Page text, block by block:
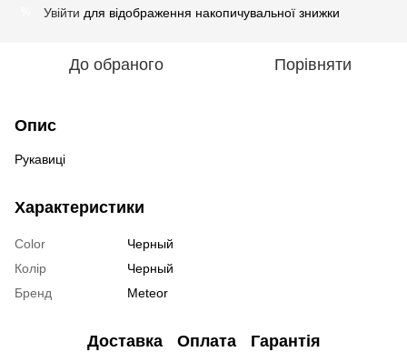
Увійти для відображення накопичувальної знижки
До обраного Порівняти
Опис
Рукавиці
Характеристики
Color
Черный
Колір
Черный
Бренд
Meteor
Доставка Оплата Гарантія